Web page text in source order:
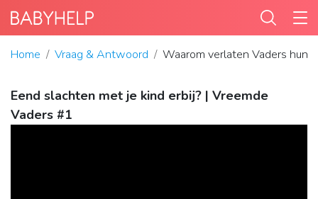
Home Vraag & Antwoord Waarom verlaten Vaders hun
Eend slachten met je kind erbij? | Vreemde
Vaders #1